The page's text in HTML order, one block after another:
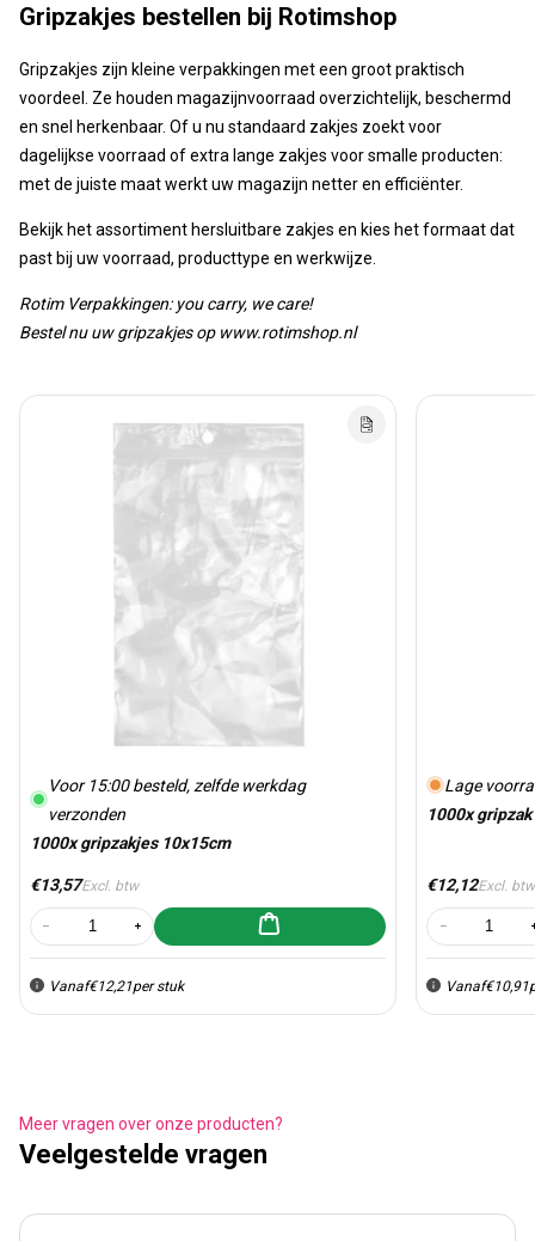
Gripzakjes bestellen bij Rotimshop
Gripzakjes zijn kleine verpakkingen met een groot praktisch
voordeel. Ze houden magazijnvoorraad overzichtelijk, beschermd
en snel herkenbaar. Of u nu standaard zakjes zoekt voor
dagelijkse voorraad of extra lange zakjes voor smalle producten:
met de juiste maat werkt uw magazijn netter en efficiënter.
Bekijk het assortiment hersluitbare zakjes en kies het formaat dat
past bij uw voorraad, producttype en werkwijze.
Rotim Verpakkingen: you carry, we care!
Bestel nu uw gripzakjes op www.rotimshop.nl
Voor 15:00 besteld, zelfde werkdag
verzonden
1000x gripzakjes 10x15cm
Normale prijs
€13,57Excl. btw
Aantal verlagen voor 1000x gripzakjes 10x15cm
Aantal verhogen voor 1000x gripzakjes 10x15cm
Aan winkelwagen toevoegen
Vanaf€12,21per stuk
Lage
1000x
Normale prijs
€12,12Excl. btw
Aantal
Vanaf€10,91
Meer vragen over onze producten?
Veelgestelde vragen